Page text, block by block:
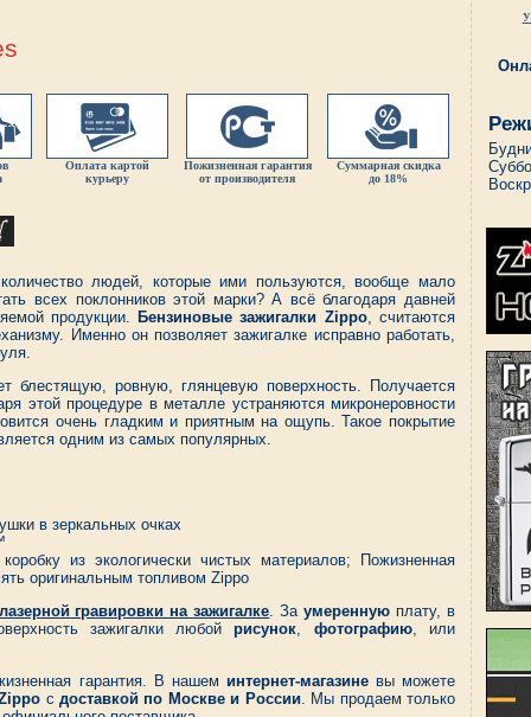
Оплата картой
курьеру
Пожизненная гарантия
от производителя
Суммарная скидка
до 18%
людей, которые ими пользуются, вообще мало
всех поклонников этой марки? А всё благодаря давней
продукции.
Бензиновые зажигалки Zippo, считаются
Именно он позволяет зажигалке исправно работать,
блестящую, ровную, глянцевую поверхность. Получается
этой процедуре в металле устраняются микронеровности
очень гладким и приятным на ощупь. Такое покрытие
одним из самых популярных.
в зеркальных очках
из экологически чистых материалов; Пожизненная
оригинальным топливом Zippo
лазерной гравировки на зажигалке. Заумеренную плату, в
зажигалки любойрисунок, фотографию, или
гарантия. В нашем интернет-магазиневы можете
сдоставкой по Москве и России. Мы продаем только
У